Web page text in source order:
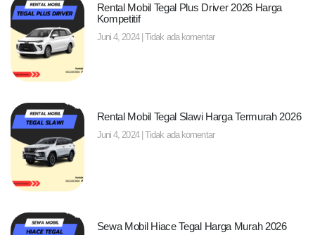
Rental Mobil Tegal Plus Driver 2026 Harga
Kompetitif
Juni 4, 2024 Tidak ada komentar
Rental Mobil Tegal Slawi Harga Termurah 2026
Juni 4, 2024 Tidak ada komentar
Sewa Mobil Hiace Tegal Harga Murah 2026